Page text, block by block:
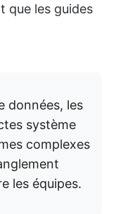
que les guides
données, les
système
complexes
les équipes.